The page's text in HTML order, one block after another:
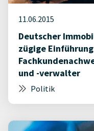
11.06.2015
Deutscher
zügige
und -verwalter
Politik